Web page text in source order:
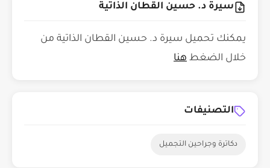
سيرة د. حسين القطان الذاتية
يمكنك تحميل سيرة د. حسين القطان الذاتية من
خلال الضغط هنا
التصنيفات
دكاترة وجراحين التجميل